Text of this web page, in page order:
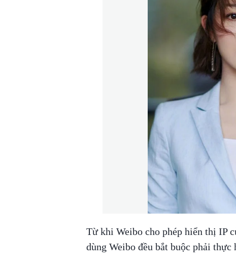
Từ khi Weibo cho phép hiển thị IP
dùng Weibo đều bắt buộc phải thực